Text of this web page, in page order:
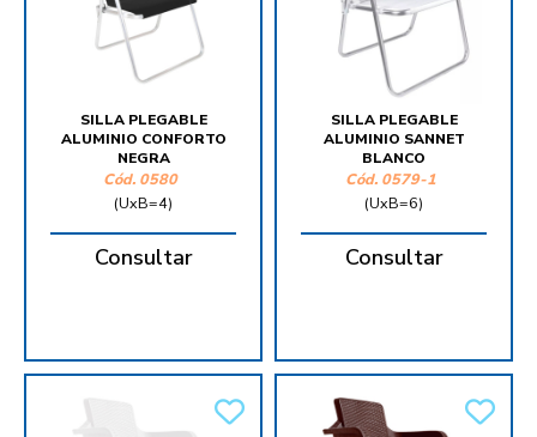
SILLA PLEGABLE
ALUMINIO CONFORTO
NEGRA
Cód. 0580
(UxB=4)
Consultar
SILLA PLEGABLE
ALUMINIO SANNET
BLANCO
Cód. 0579-1
(UxB=6)
Consultar